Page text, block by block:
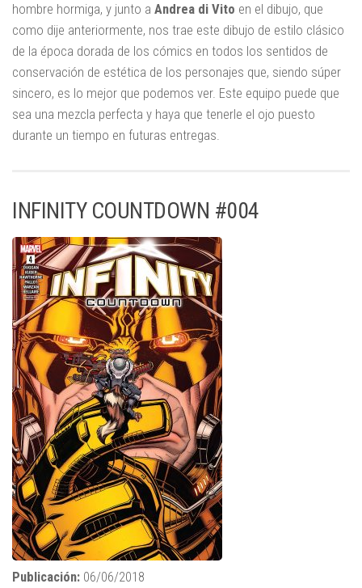
hombre hormiga, y junto a Andrea di Vito en el dibujo, que
como dije anteriormente, nos trae este dibujo de estilo clásico
de la época dorada de los cómics en todos los sentidos de
conservación de estética de los personajes que, siendo súper
sincero, es lo mejor que podemos ver. Este equipo puede que
sea una mezcla perfecta y haya que tenerle el ojo puesto
durante un tiempo en futuras entregas.
INFINITY COUNTDOWN #004
Publicación: 06/06/2018